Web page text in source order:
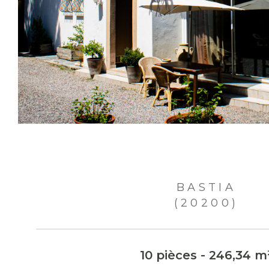
BASTIA
(20200)
10 pièces - 246,34